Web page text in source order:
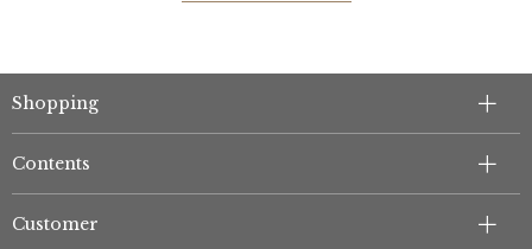
Shopping
Contents
Customer